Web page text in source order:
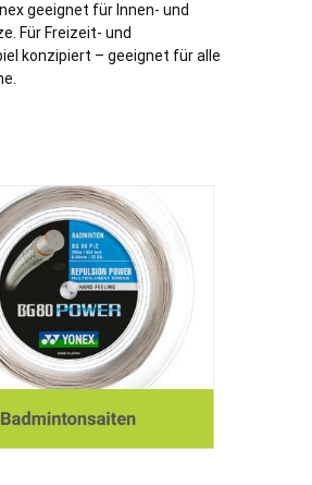
geeignet für Innen- und
Für Freizeit- und
konzipiert – geeignet für alle